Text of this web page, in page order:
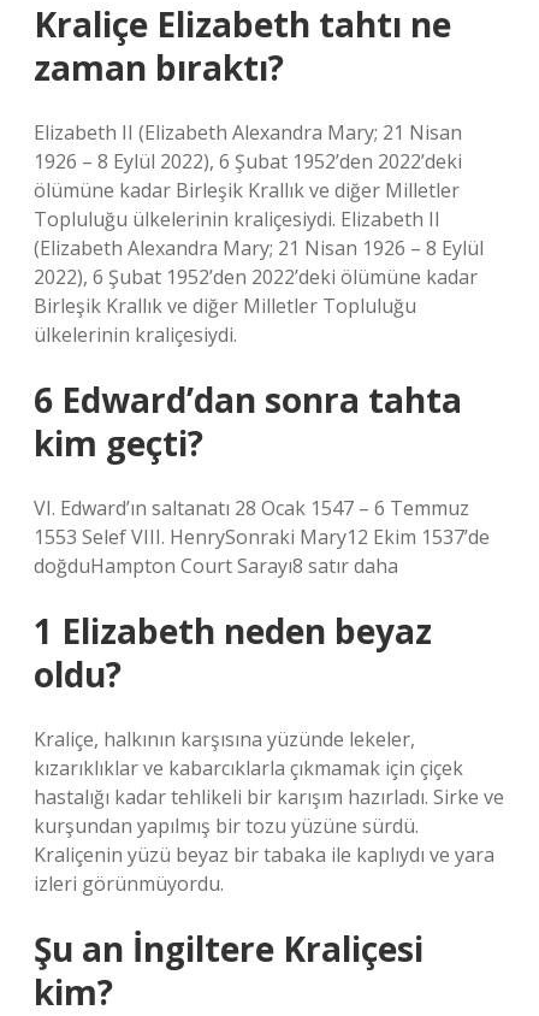
Kraliçe Elizabeth tahtı ne
zaman bıraktı?
Elizabeth II (Elizabeth Alexandra Mary; 21 Nisan
1926 – 8 Eylül 2022), 6 Şubat 1952’den 2022’deki
ölümüne kadar Birleşik Krallık ve diğer Milletler
Topluluğu ülkelerinin kraliçesiydi. Elizabeth II
(Elizabeth Alexandra Mary; 21 Nisan 1926 – 8 Eylül
2022), 6 Şubat 1952’den 2022’deki ölümüne kadar
Birleşik Krallık ve diğer Milletler Topluluğu
ülkelerinin kraliçesiydi.
6 Edward’dan sonra tahta
kim geçti?
VI. Edward’ın saltanatı 28 Ocak 1547 – 6 Temmuz
1553 Selef VIII. HenrySonraki Mary12 Ekim 1537’de
doğduHampton Court Sarayı8 satır daha
1 Elizabeth neden beyaz
oldu?
Kraliçe, halkının karşısına yüzünde lekeler,
kızarıklıklar ve kabarcıklarla çıkmamak için çiçek
hastalığı kadar tehlikeli bir karışım hazırladı. Sirke ve
kurşundan yapılmış bir tozu yüzüne sürdü.
Kraliçenin yüzü beyaz bir tabaka ile kaplıydı ve yara
izleri görünmüyordu.
Şu an İngiltere Kraliçesi
kim?